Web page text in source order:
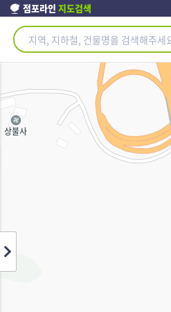
점포라인 지도검색